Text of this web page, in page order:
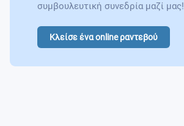
συμβουλευτική συνεδρία μαζί μας!
Κλείσε ένα online ραντεβού